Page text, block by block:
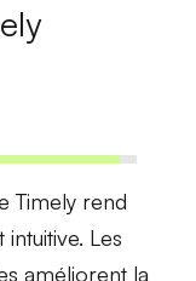
Timely rend
Les
améliorent la